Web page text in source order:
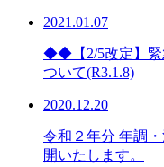
2021.01.07
◆◆【2/5改定】緊
ついて(R3.1.8)
2020.12.20
令和２年分 年調
開いたします。